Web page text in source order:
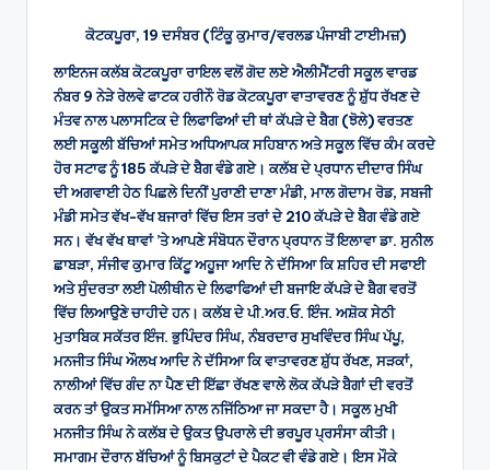
ਕੋਟਕਪੂਰਾ, 19 ਦਸੰਬਰ (ਟਿੰਕੂ ਕੁਮਾਰ/ਵਰਲਡ ਪੰਜਾਬੀ ਟਾਈਮਜ਼)
ਲਾਇਨਜ ਕਲੱਬ ਕੋਟਕਪੂਰਾ ਰਾਇਲ ਵਲੋਂ ਗੋਦ ਲਏ ਐਲੀਮੈਂਟਰੀ ਸਕੂਲ ਵਾਰਡ
ਨੰਬਰ 9 ਨੇੜੇ ਰੇਲਵੇ ਫਾਟਕ ਹਰੀਨੌ ਰੋਡ ਕੋਟਕਪੂਰਾ ਵਾਤਾਵਰਣ ਨੂੰ ਸ਼ੁੱਧ ਰੱਖਣ ਦੇ
ਮੰਤਵ ਨਾਲ ਪਲਾਸਟਿਕ ਦੇ ਲਿਫਾਫਿਆਂ ਦੀ ਥਾਂ ਕੱਪੜੇ ਦੇ ਬੈਗ (ਝੋਲੇ) ਵਰਤਣ
ਲਈ ਸਕੂਲੀ ਬੱਚਿਆਂ ਸਮੇਤ ਅਧਿਆਪਕ ਸਹਿਬਾਨ ਅਤੇ ਸਕੂਲ ਵਿੱਚ ਕੰਮ ਕਰਦੇ
ਹੋਰ ਸਟਾਫ ਨੂੰ 185 ਕੱਪੜੇ ਦੇ ਬੈਗ ਵੰਡੇ ਗਏ। ਕਲੱਬ ਦੇ ਪ੍ਰਧਾਨ ਦੀਦਾਰ ਸਿੰਘ
ਦੀ ਅਗਵਾਈ ਹੇਠ ਪਿਛਲੇ ਦਿਨੀਂ ਪੁਰਾਣੀ ਦਾਣਾ ਮੰਡੀ, ਮਾਲ ਗੋਦਾਮ ਰੋਡ, ਸਬਜੀ
ਮੰਡੀ ਸਮੇਤ ਵੱਖ-ਵੱਖ ਬਜਾਰਾਂ ਵਿੱਚ ਇਸ ਤਰਾਂ ਦੇ 210 ਕੱਪੜੇ ਦੇ ਬੈਗ ਵੰਡੇ ਗਏ
ਸਨ। ਵੱਖ ਵੱਖ ਥਾਵਾਂ ’ਤੇ ਆਪਣੇ ਸੰਬੋਧਨ ਦੌਰਾਨ ਪ੍ਰਧਾਨ ਤੋਂ ਇਲਾਵਾ ਡਾ. ਸੁਨੀਲ
ਛਾਬੜਾ, ਸੰਜੀਵ ਕੁਮਾਰ ਕਿੱਟੂ ਅਹੂਜਾ ਆਦਿ ਨੇ ਦੱਸਿਆ ਕਿ ਸ਼ਹਿਰ ਦੀ ਸਫਾਈ
ਅਤੇ ਸੁੰਦਰਤਾ ਲਈ ਪੋਲੀਥੀਨ ਦੇ ਲਿਫਾਫਿਆਂ ਦੀ ਬਜਾਇ ਕੱਪੜੇ ਦੇ ਬੈਗ ਵਰਤੋਂ
ਵਿੱਚ ਲਿਆਉਣੇ ਚਾਹੀਦੇ ਹਨ। ਕਲੱਬ ਦੇ ਪੀ.ਅਰ.ਓ. ਇੰਜ. ਅਸ਼ੋਕ ਸੇਠੀ
ਮੁਤਾਬਿਕ ਸਕੱਤਰ ਇੰਜ. ਭੁਪਿੰਦਰ ਸਿੰਘ, ਨੰਬਰਦਾਰ ਸੁਖਵਿੰਦਰ ਸਿੰਘ ਪੱਪੂ,
ਮਨਜੀਤ ਸਿੰਘ ਔਲਖ ਆਦਿ ਨੇ ਦੱਸਿਆ ਕਿ ਵਾਤਾਵਰਣ ਸ਼ੁੱਧ ਰੱਖਣ, ਸੜਕਾਂ,
ਨਾਲੀਆਂ ਵਿੱਚ ਗੰਦ ਨਾ ਪੈਣ ਦੀ ਇੱਛਾ ਰੱਖਣ ਵਾਲੇ ਲੋਕ ਕੱਪੜੇ ਬੈਗਾਂ ਦੀ ਵਰਤੋਂ
ਕਰਨ ਤਾਂ ਉਕਤ ਸਮੱਸਿਆ ਨਾਲ ਨਜਿੱਠਿਆ ਜਾ ਸਕਦਾ ਹੈ। ਸਕੂਲ ਮੁਖੀ
ਮਨਜੀਤ ਸਿੰਘ ਨੇ ਕਲੱਬ ਦੇ ਉਕਤ ਉਪਰਾਲੇ ਦੀ ਭਰਪੂਰ ਪ੍ਰਸੰਸਾ ਕੀਤੀ।
ਸਮਾਗਮ ਦੌਰਾਨ ਬੱਚਿਆਂ ਨੂੰ ਬਿਸਕੁਟਾਂ ਦੇ ਪੈਕਟ ਵੀ ਵੰਡੇ ਗਏ। ਇਸ ਮੌਕੇ